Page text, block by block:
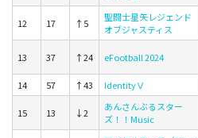
12 17 ↑5
聖闘士星矢レジェンド
オブジャスティス
13 37 ↑24 eFootball 2024
14
57 ↑43 IdentityⅤ
15 13 ↓2
あんさんぶるスター
ズ！！Music